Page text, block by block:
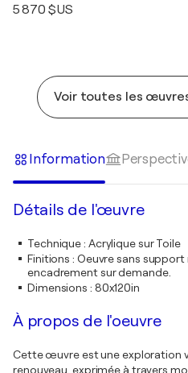
5 870 $US
Voir toutes les
Information
Détails de l'œuvre
Technique: Acrylique sur Toile
Finitions : Oeuvre sans
encadrement sur demande.
Dimensions : 80x120in
À propos de l'oeuvre
Cette œuvre est une exploration
renouveau, exprimée à travers